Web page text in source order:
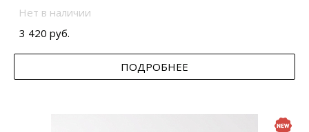
Нет в наличии
3 420 руб.
ПОДРОБНЕЕ